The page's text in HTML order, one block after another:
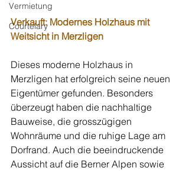
Vermietung
Courtelary
Verkauft: Modernes Holzhaus mit
Weitsicht in Merzligen
Dieses moderne Holzhaus in
Merzligen hat erfolgreich seine neuen
Eigentümer gefunden. Besonders
überzeugt haben die nachhaltige
Bauweise, die grosszügigen
Wohnräume und die ruhige Lage am
Dorfrand. Auch die beeindruckende
Aussicht auf die Berner Alpen sowie